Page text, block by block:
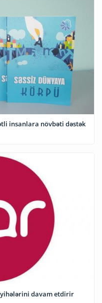
insanlara növbəti dəstək
davam etdirir